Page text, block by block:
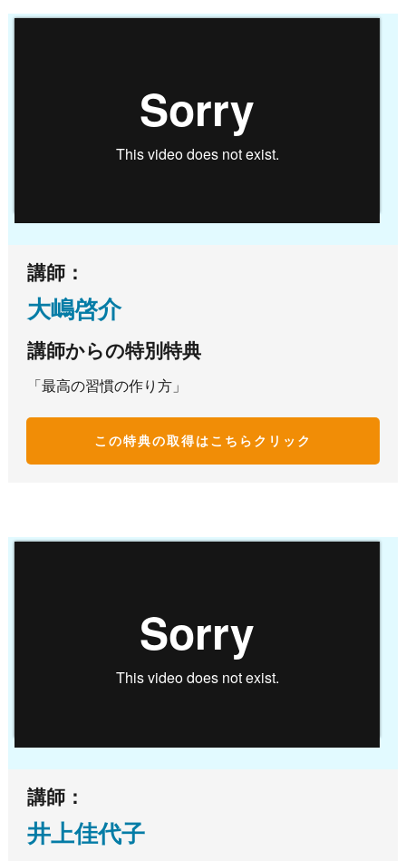
講師：
大嶋啓介
講師からの特別特典
「最高の習慣の作り方」
この特典の取得はこち らクリック
講師：
井上佳代子